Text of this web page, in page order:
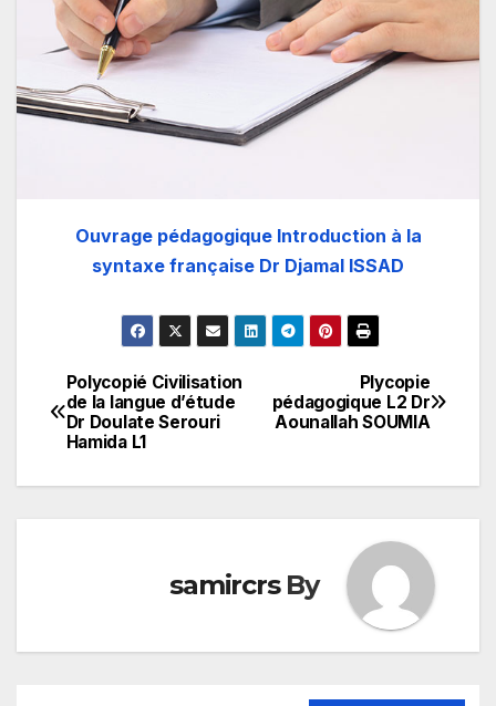
Ouvrage pédagogique Introduction à la
syntaxe française Dr Djamal ISSAD
تصفّح
المقالات
Polycopié Civilisation
de la langue d’étude
Dr Doulate Serouri
Hamida L1
Plycopie
pédagogique L2 Dr
Aounallah SOUMIA
By
samircrs